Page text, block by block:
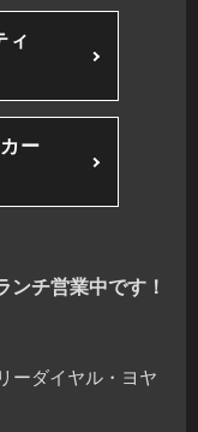
ィ
ー
ンチ営業中です！
ダイヤル・ヨヤ